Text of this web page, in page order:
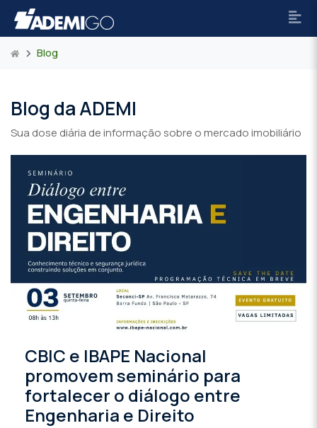
Blog
Blog da ADEMI
Sua dose diária de informação sobre o mercado imobiliário
CBIC e IBAPE Nacional
promovem seminário para
fortalecer o diálogo entre
Engenharia e Direito